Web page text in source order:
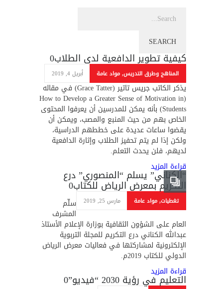
كيفية تطوير الدافعية لدى الطلاب0
المناهج وطرق التدريس,مواد عامة أبريل 4, 2019
يذكر الكاتب جريس تاتير (Grace Tatter) في مقاله
(How to Develop a Greater Sense of Motivation in
Students) بأنه يمكن للمدرسين أن يعرفوا المحتوى
الخاص بهم من حيث المنبع والمصب، ويمكن أن
يقضوا ساعات عديدة على خططهم الدراسية،
ولكن إذا لم يتم تحفيز الطلاب وإثارة الدافعية
لديهم، فلن يحدث التعلم.
قراءة المزيد
“الكناني” يسلم “المنصوري” درع
التكريم بمعرض الرياض للكتاب0
تغطيات,مواد عامة مارس 25, 2019 سلّم
المشرف
العام على الشؤون الثقافية بوزارة الإعلام الأستاذ
عبدالله الكناني درع التكريم للمجلة التربوية
الإلكترونية لمشاركتها في فعاليات معرض الرياض
الدولي للكتاب 2019م.
قراءة المزيد
التعليم في رؤية 2030 “فيديو” 0